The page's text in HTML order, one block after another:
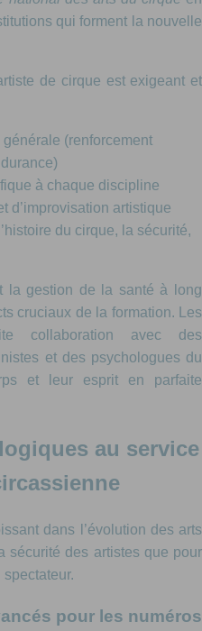
qui forment la nouvelle
de cirque est exigeant et
(renforcement
à chaque discipline
d’improvisation artistique
du cirque, la sécurité,
la gestion de la santé à long
cruciaux de la formation. Les
collaboration avec des
et des psychologues du
et leur esprit en parfaite
au service
dans l’évolution des arts
sécurité des artistes que pour
pour les numéros